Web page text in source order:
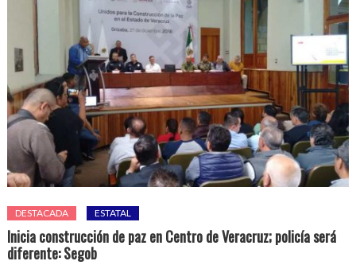
DESTACADA ESTATAL
Inicia construcción de paz en Centro de Veracruz; policía será
diferente: Segob